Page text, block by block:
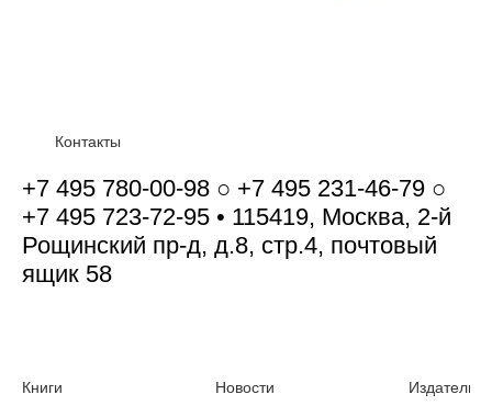
Контакты
+7 495 780-00-98 ○ +7 495 231-46-79 ○
+7 495 723-72-95 • 115419, Москва, 2-й
Рощинский пр-д, д.8, стр.4, почтовый
ящик 58
Книги Новости